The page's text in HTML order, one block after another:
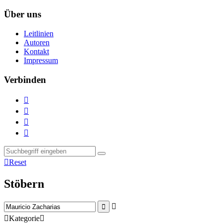
Über uns
Leitlinien
Autoren
Kontakt
Impressum
Verbinden




Reset
Stöbern


Kategorie